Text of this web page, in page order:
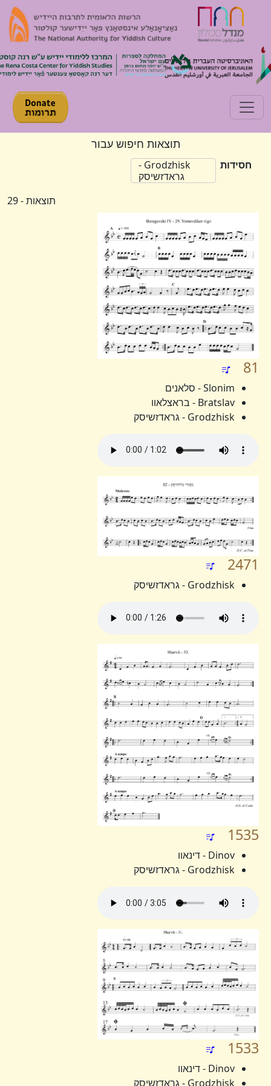
Toggle navigation
תוצאות חיפוש עבור
חסידות
Grodzhisk -
גראדזשיסק
תוצאות - 29
81
Slonim - סלאנים
Bratslav - בראצלאוו
Grodzhisk - גראדזשיסק
2471
Grodzhisk - גראדזשיסק
1535
Dinov - דינאוו
Grodzhisk - גראדזשיסק
1533
Dinov - דינאוו
Grodzhisk - גראדזשיסק